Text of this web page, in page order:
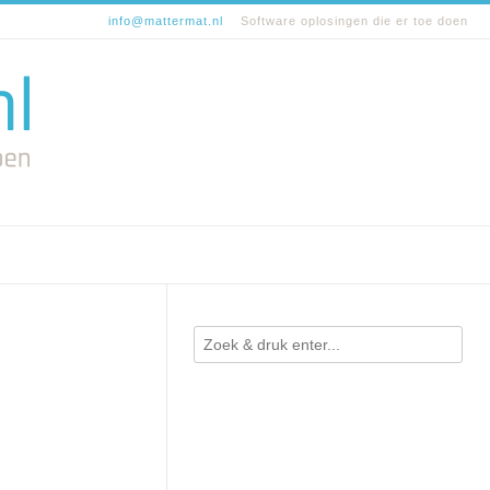
info@mattermat.nl Software oplosingen die er toe doen